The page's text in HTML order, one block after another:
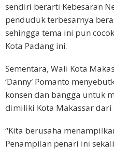
sendiri berarti Kebesaran
penduduk terbesarnya
sehingga tema ini pun
Kota Padang ini.
Sementara, Wali Kota
‘Danny’ Pomanto
konsen dan bangga untuk
dimiliki Kota Makassar dari
“Kita berusaha
Penampilan penari ini